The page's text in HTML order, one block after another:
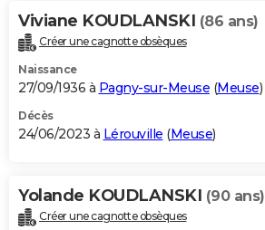
Alimentation
Guide de la santé
Maladies
Médicaments
Sommeil
VOYAGE
Destinations
City break
Voyage nature
Voyage de noces
Forum
Climat
+PHOTO
GUIDES D'ACHAT
BONS PLANS
Carte de Noël
Carte Bonne année
Carte Saint-Valentin
Carte Pâques
Carte d'anniversaire
DICTIONNAIRE
Viviane KOUDLANSKI (86 ans)
Créer une cagnotte obsèques
Naissance
27/09/1936 à Pagny-sur-Meuse (Meuse)
Décès
24/06/2023 à Lérouville (Meuse)
Yolande KOUDLANSKI (90 ans)
Créer une cagnotte obsèques